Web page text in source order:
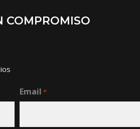
COMPROMISO
Email *